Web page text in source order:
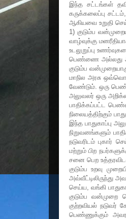
இந்த சட்டங்கள்
கருக்கலைப்பு
ஆகியவை உறுதி
1) குடும்ப
வாழ்வுக்கு
உடலுறுப்பு
பெண்ணை அல்லது
குடும்ப
மாநில அரசு
வேண்டும். ஒரு
அலுவலர் ஒரு
பாதிக்கப்பட்ட
நிலையத்திற்கும்
இந்த பாதுகாப்பு
நிறுவனங்களும்
நடுவரிடம் புகார்
மற்றும் பிற
சனை பெற
குடும்ப உறவு
அவ்வீட்டிலிருந்து
செய்ய, வங்கி
குடும்ப வன்முறை
குற்றவியல் நடுவர்
பெண்ணுக்கும்